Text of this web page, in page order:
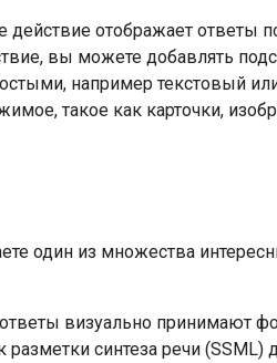
действие отображает ответы
вы можете добавлять
например текстовый
такое как карточки,
один из множества
визуально принимают
разметки синтеза речи